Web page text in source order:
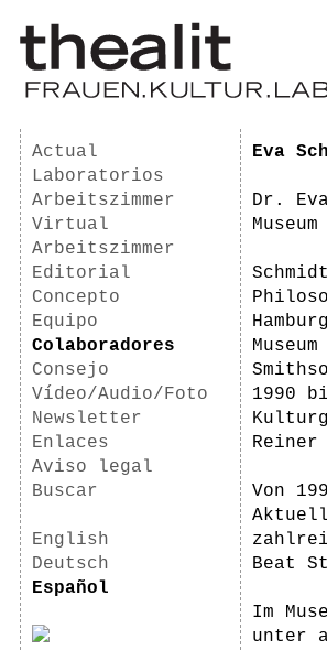
Actual
Laboratorios
Arbeitszimmer
Virtual
Arbeitszimmer
Editorial
Concepto
Equipo
Colaboradores
Consejo
Vídeo/Audio/Foto
Newsletter
Enlaces
Aviso legal
Buscar
English
Deutsch
Español
Eva
Dr.
1990
Reiner
Von
Beat
Im
unter